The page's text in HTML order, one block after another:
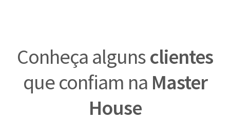
Conheça algunsclientes
que confiam na Master
House